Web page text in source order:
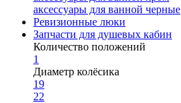
аксессуары для ванной черные
Ревизионные люки
Запчасти для душевых кабин
Количество положений
1
Диаметр колёсика
19
22